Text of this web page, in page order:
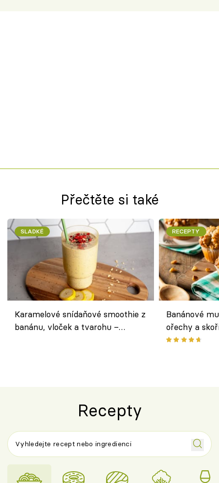
Přečtěte si také
SLADKÉ
Karamelové snídaňové smoothie z
banánu, vloček a tvarohu –
RECEPTY
Banánové
ořechy a
Recepty